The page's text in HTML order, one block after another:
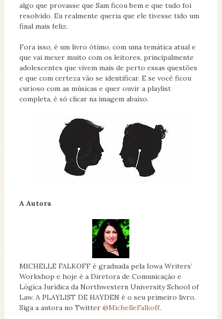
algo que provasse que Sam ficou bem e que tudo foi
resolvido. Eu realmente queria que ele tivesse tido um
final mais feliz.
Fora isso, é um livro ótimo, com uma temática atual e
que vai mexer muito com os leitores, principalmente
adolescentes que vivem mais de perto essas questões
e que com certeza vão se identificar. E se você ficou
curioso com as músicas e quer ouvir a playlist
completa, é só clicar na imagem abaixo.
A Autora
MICHELLE FALKOFF é graduada pela Iowa Writers’
Workshop e hoje é a Diretora de Comunicação e
Lógica Jurídica da Northwestern University School of
Law. A PLAYLIST DE HAYDEN é o seu primeiro livro.
Siga a autora no Twitter @MichelleFalkoff.